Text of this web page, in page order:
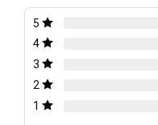
5
4
3
2
1